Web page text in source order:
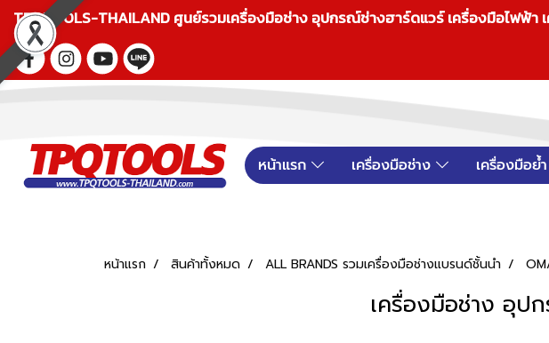
TPQTOOLS-THAILAND ศูนย์รวมเครื่องมือช่าง อุปกรณ์ช่างฮาร์ดแวร์ เครื่องมือไฟฟ้
หน้าแรก เครื่องมือช่าง เครื่องมือย้
หน้าแรก สินค้าทั้งหมด ALL BRANDS รวมเครื่องมือช่างแบรนด์ชั้นนำ
เครื่องมือช่าง อุป